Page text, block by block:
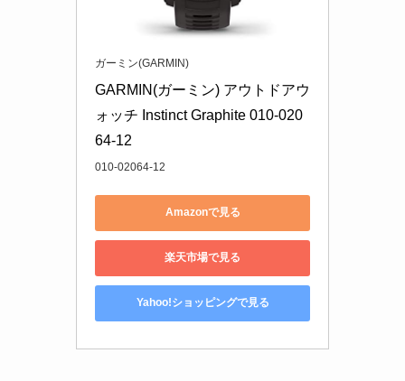
ガーミン(GARMIN)
GARMIN(ガーミン) アウトドアウ
ォッチ Instinct Graphite 010-020
64-12
010-02064-12
Amazonで見る
楽天市場で見る
Yahoo!ショッピングで見る